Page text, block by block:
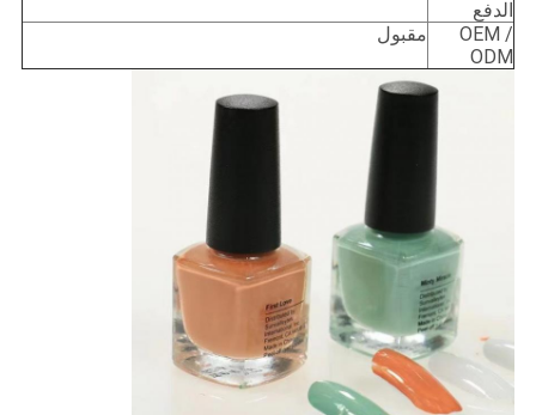
الدفع
OEM /
ODM
مقبول